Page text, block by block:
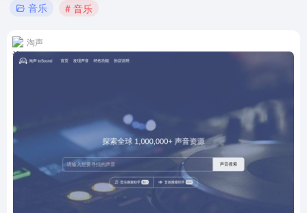
音乐 # 音乐
淘声